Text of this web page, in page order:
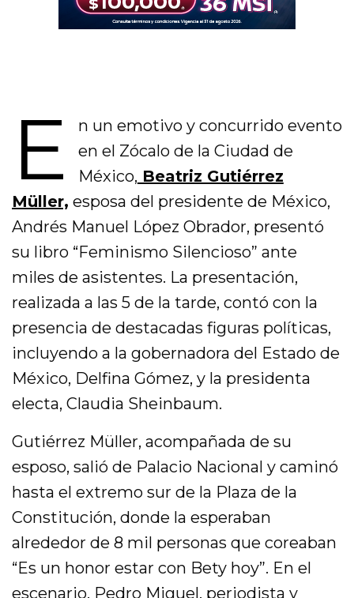
E
n un emotivo y concurrido evento
en el Zócalo de la Ciudad de
México, Beatriz Gutiérrez
Müller, esposa del presidente de México,
Andrés Manuel López Obrador, presentó
su libro “Feminismo Silencioso” ante
miles de asistentes. La presentación,
realizada a las 5 de la tarde, contó con la
presencia de destacadas figuras políticas,
incluyendo a la gobernadora del Estado de
México, Delfina Gómez, y la presidenta
electa, Claudia Sheinbaum.
Gutiérrez Müller, acompañada de su
esposo, salió de Palacio Nacional y caminó
hasta el extremo sur de la Plaza de la
Constitución, donde la esperaban
alrededor de 8 mil personas que coreaban
“Es un honor estar con Bety hoy”. En el
escenario, Pedro Miguel, periodista y